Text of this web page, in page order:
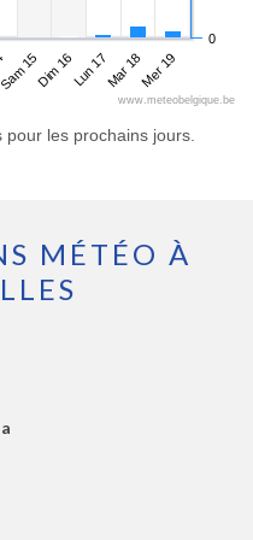
15Dim 16Lun 17Mar 18Mer 19
0
www.meteobelgique.be
les prochains jours.
MÉTÉO À